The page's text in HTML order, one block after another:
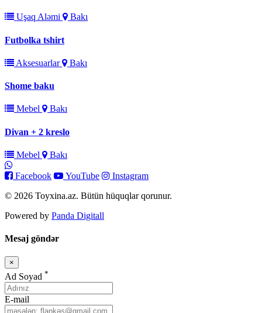
Uşaq Aləmi Bakı
Futbolka tshirt
Aksesuarlar Bakı
Shome baku
Mebel Bakı
Divan + 2 kreslo
Mebel Bakı
Facebook YouTube
Instagram
© 2026 Toyxina.az. Bütün hüquqlar qorunur.
Powered by Panda Digitall
Mesaj göndər
×
Bağla
Ad Soyad *
E-mail